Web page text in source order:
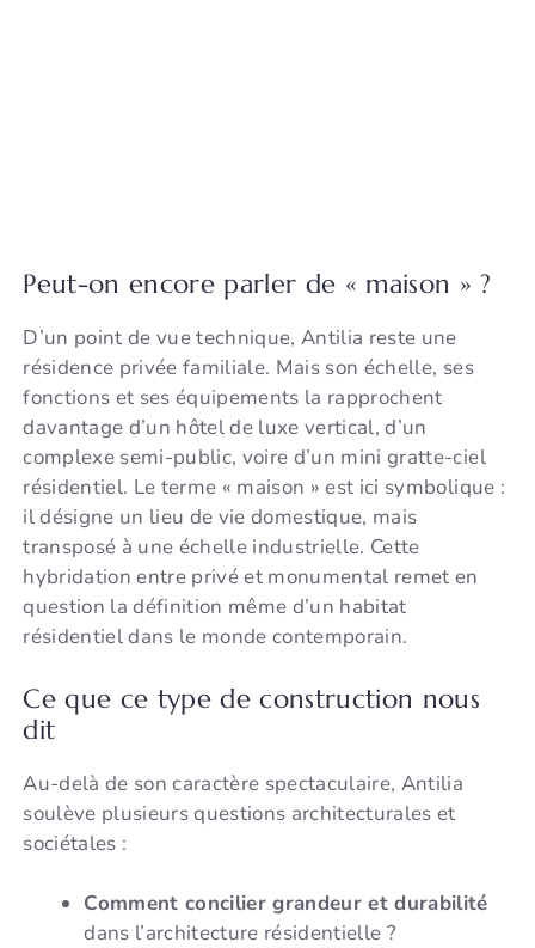
Peut-on encore parler de « maison » ?
D’un point de vue technique, Antilia reste une
résidence privée familiale. Mais son échelle, ses
fonctions et ses équipements la rapprochent
davantage d’un hôtel de luxe vertical, d’un
complexe semi-public, voire d’un mini gratte-ciel
résidentiel. Le terme « maison » est ici symbolique :
il désigne un lieu de vie domestique, mais
transposé à une échelle industrielle. Cette
hybridation entre privé et monumental remet en
question la définition même d’un habitat
résidentiel dans le monde contemporain.
Ce que ce type de construction nous
dit
Au-delà de son caractère spectaculaire, Antilia
soulève plusieurs questions architecturales et
sociétales :
Comment concilier grandeur et durabilité
dans l’architecture résidentielle ?